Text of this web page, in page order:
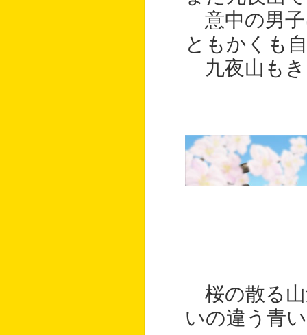
意中の男子
ともかくも
九夜山もき
桜の散る山
いの違う青